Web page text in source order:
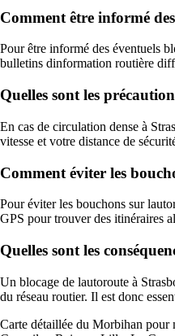
Comment être informé
Pour être informé des éventuels
bulletins dinformation routière
Quelles sont les
En cas de circulation dense à
vitesse et votre distance de
Comment éviter les
Pour éviter les bouchons sur
GPS pour trouver des itinéraires
Quelles sont les
Un blocage de lautoroute à
du réseau routier. Il est donc
Carte détaillée du Morbihan pour